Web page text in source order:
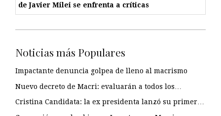
de Javier Milei se enfrenta a críticas
Noticias más Populares
Impactante denuncia golpea de lleno al macrismo
Nuevo decreto de Macri: evaluarán a todos los…
Cristina Candidata: la ex presidenta lanzó su primer…